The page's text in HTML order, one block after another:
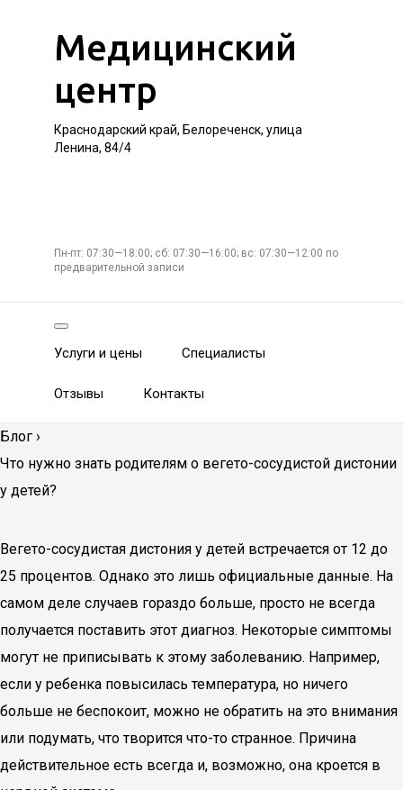
Медицинский
центр
Краснодарский край, Белореченск, улица
Ленина, 84/4
Пн-пт: 07:30—18:00; сб: 07:30—16:00; вс: 07:30—12:00 по
предварительной записи
Услуги и цены Специалисты
Отзывы Контакты
Блог ›
Что нужно знать родителям о вегето-сосудистой дистонии
у детей?
Вегето-сосудистая дистония у детей встречается от 12 до
25 процентов. Однако это лишь официальные данные. На
самом деле случаев гораздо больше, просто не всегда
получается поставить этот диагноз. Некоторые симптомы
могут не приписывать к этому заболеванию. Например,
если у ребенка повысилась температура, но ничего
больше не беспокоит, можно не обратить на это внимания
или подумать, что творится что-то странное. Причина
действительное есть всегда и, возможно, она кроется в